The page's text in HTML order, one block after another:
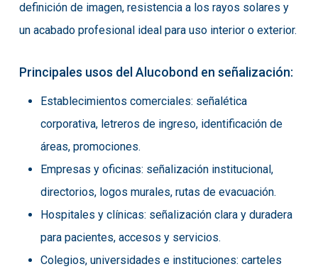
definición de imagen, resistencia a los rayos solares y
un acabado profesional ideal para uso interior o exterior.
Principales usos del Alucobond en señalización:
Establecimientos comerciales: señalética
corporativa, letreros de ingreso, identificación de
áreas, promociones.
Empresas y oficinas: señalización institucional,
directorios, logos murales, rutas de evacuación.
Hospitales y clínicas: señalización clara y duradera
para pacientes, accesos y servicios.
Colegios, universidades e instituciones: carteles